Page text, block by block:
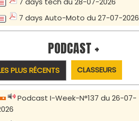
7 days Auto-Moto du 27-07-2026
PODCAST +
PLUS RÉCENTS CLASSEURS
Podcast I-Week-N°137 du 26-07-